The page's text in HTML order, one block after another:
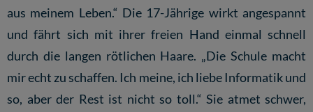
aus meinem Leben.“ Die 17-Jährige wirkt angespannt
und fährt sich mit ihrer freien Hand einmal schnell
durch die langen rötlichen Haare. „Die Schule macht
mir echt zu schaffen. Ich meine, ich liebe Informatik und
so, aber der Rest ist nicht so toll.“ Sie atmet schwer,